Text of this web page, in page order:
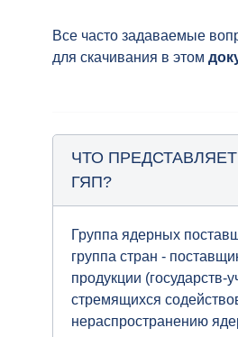
Все часто задаваемые
для скачивания в этом
ЧТО
ГЯП?
Группа ядерных
группа стран -
продукции (государств-
стремящихся
нераспространению